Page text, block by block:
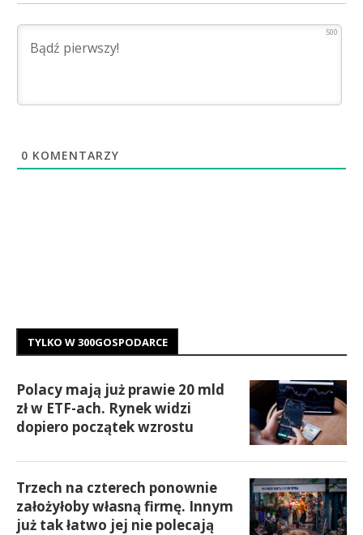
500
0 KOMENTARZY
TYLKO W 300GOSPODARCE
Polacy mają już prawie 20 mld
zł w ETF-ach. Rynek widzi
dopiero początek wzrostu
Trzech na czterech ponownie
założyłoby własną firmę. Innym
już tak łatwo jej nie polecają